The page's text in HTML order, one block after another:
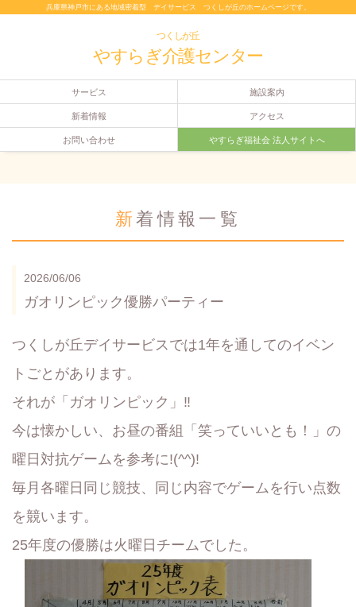
兵庫県神戸市にある地域密着型 デイサービス つくしが丘のホームページです。
つくしが丘
やすらぎ介護センター
サービス 施設案内
新着情報 アクセス
お問い合わせ やすらぎ福祉会 法人サイトへ
新着情報一覧
2026/06/06
ガオリンピック優勝パーティー
つくしが丘デイサービスでは1年を通してのイベン
トごとがあります。
それが「ガオリンピック」‼
今は懐かしい、お昼の番組「笑っていいとも！」の
曜日対抗ゲームを参考に!(^^)!
毎月各曜日同じ競技、同じ内容でゲームを行い点数
を競います。
25年度の優勝は火曜日チームでした。